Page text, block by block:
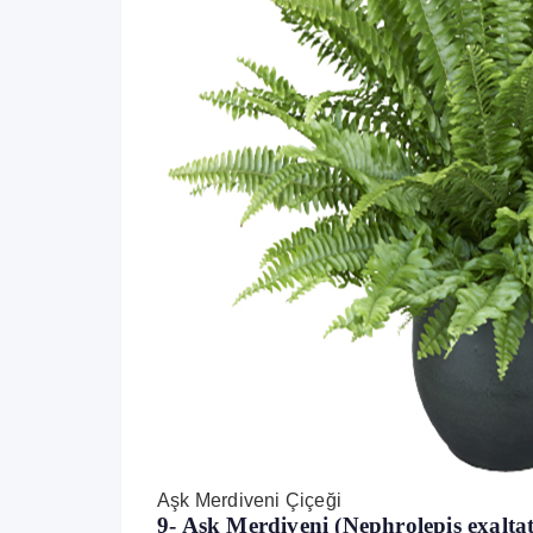
Aşk Merdiveni Çiçeği
9- Aşk Merdiveni (Nephrolepis